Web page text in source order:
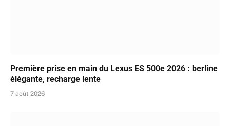
Première prise en main du Lexus ES 500e 2026 : berline
élégante, recharge lente
7 août 2026